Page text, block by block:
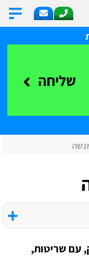
שליחה
עם שריטות,